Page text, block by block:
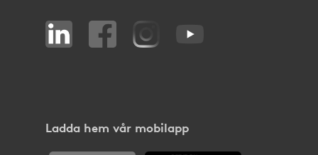
Ladda hem vår mobilapp